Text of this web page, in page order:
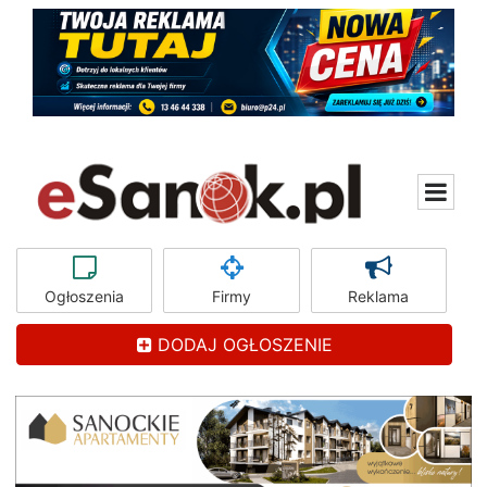
Ogłoszenia Firmy Reklama
DODAJ OGŁOSZENIE